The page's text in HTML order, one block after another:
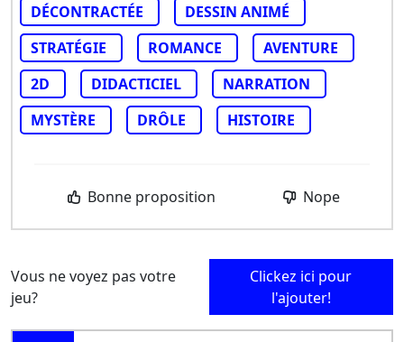
DÉCONTRACTÉE
DESSIN ANIMÉ
STRATÉGIE
ROMANCE
AVENTURE
2D
DIDACTICIEL
NARRATION
MYSTÈRE
DRÔLE HISTOIRE
Bonne proposition Nope
Vous ne voyez pas votre
jeu?
Clickez ici pour
l'ajouter!